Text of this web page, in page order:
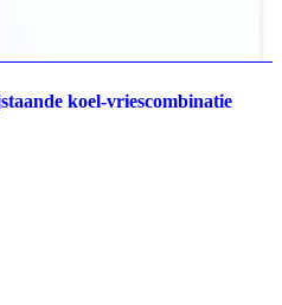
koel-vriescombinatie